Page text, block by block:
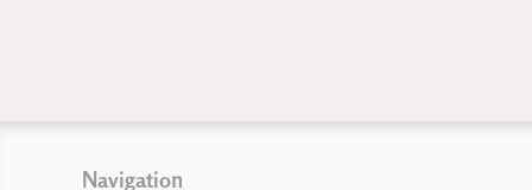
Navigation